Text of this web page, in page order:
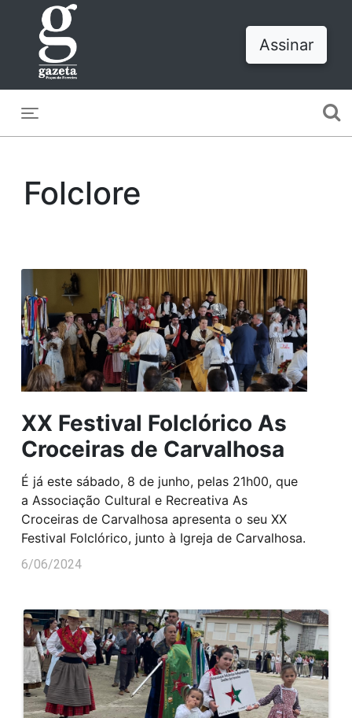
Assinar
Folclore
XX Festival Folclórico As
Croceiras de Carvalhosa
É já este sábado, 8 de junho, pelas 21h00, que
a Associação Cultural e Recreativa As
Croceiras de Carvalhosa apresenta o seu XX
Festival Folclórico, junto à Igreja de Carvalhosa.
6/06/2024